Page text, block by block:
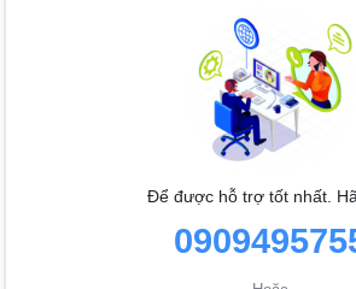
Để được hỗ trợ tốt nhất.